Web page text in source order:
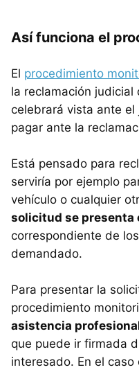
Así funciona el
El procedimiento
la reclamación
celebrará vista ante
pagar ante la
Está pensado para
serviría por ejemplo
vehículo o cualquier
solicitud se presenta
correspondiente de
demandado.
Para presentar la
procedimiento
asistencia
que puede ir firmada
interesado. En el